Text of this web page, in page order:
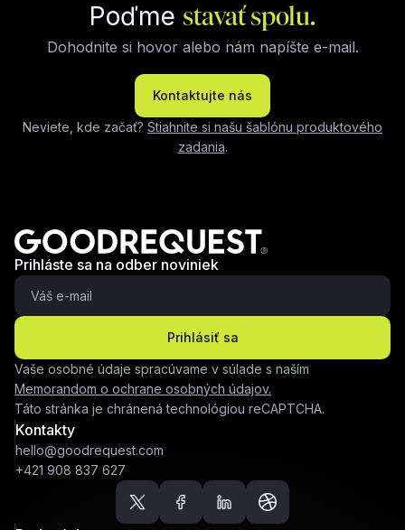
Poďmestavať spolu.
Dohodnite si hovor alebo nám napíšte e-mail.
Kontaktujte nás
Neviete, kde začať? Stiahnite si našu šablónu produktového
zadania.
Prihláste sa na odber noviniek
Prihlásiť sa
Vaše osobné údaje spracúvame v súlade s naším
Memorandom o ochrane osobných údajov.
Táto stránka je chránená technológiou reCAPTCHA.
Kontakty
hello@goodrequest.com
+421 908 837 627